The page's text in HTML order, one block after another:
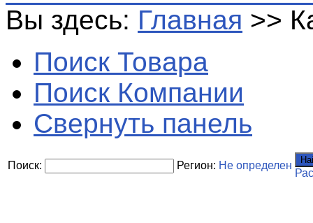
Вы здесь: Главная >>
Поиск Товара
Поиск Компании
Свернуть панель
Поиск: Регион: Не определен